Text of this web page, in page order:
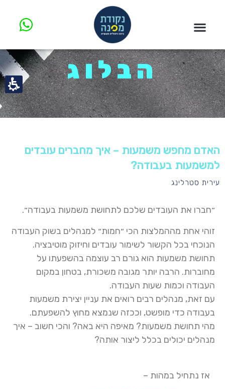
הבלוג
האדם מחפש משמעות – איך מחברים עובדים
למשמעות בעבודה?
עירית סטרלינג
״חברו את העובדים שלכם לתחושת משמעות בעבודה״.
זוהי אחת מההמלצות הכי ״חמות״ למנהלים בשוק העבודה
הנוכחי בכל הקשור לשימור עובדים וחיזוק מוטיבציה.
תחושת משמעות הוא גורם רב עוצמה בהשפעתו על
מחוברות. הרבה יותר מגובה משכורת, בטחון במקום
העבודה וכמות שעות העבודה.
עם זאת, מנהלים רבים רואים את עניין יצירת משמעות
בעבודה כדי מופשט, וככזה שנמצא מחוץ להשפעתם.
מהי תחושת משמעות? מאיפה היא באה? והכי חשוב – איך
מנהלים יכולים בכלל ליצור אותה?
אז נתחיל במהות –